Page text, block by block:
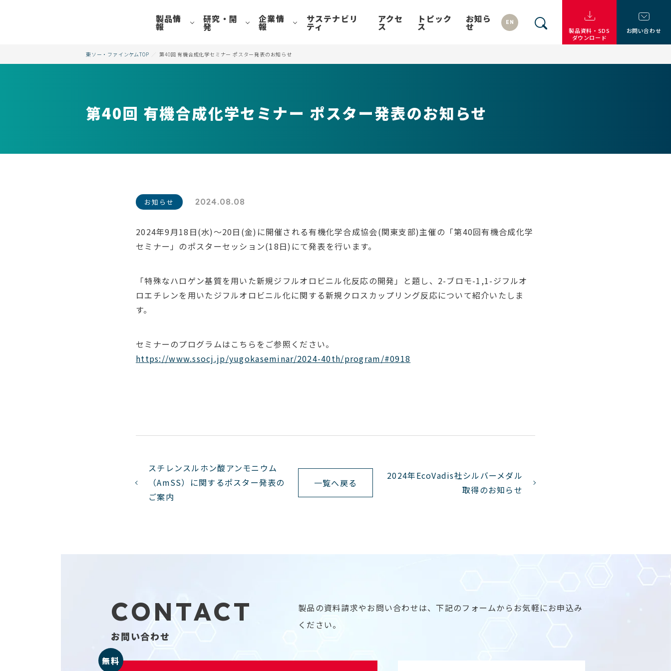
製品情
報
研究・開
発
企業情
報
サステナビリ
ティ
アクセ
ス
トピック
ス
お知ら
せ EN
製品資料・SDS
ダウンロード
お問い合わせ
東ソー・ファインケムTOP 第40回 有機合成化学セミナー ポスター発表のお知らせ
第40回 有機合成化学セミナー ポスター発表のお知らせ
お知らせ 2024.08.08
2024年9月18日(水)～20日(金)に開催される有機化学合成協会(関東支部)主催の「第40回有機合成化学
セミナー」のポスターセッション(18日)にて発表を行います。
「特殊なハロゲン基質を用いた新規ジフルオロビニル化反応の開発」と題し、2-ブロモ-1,1-ジフルオ
ロエチレンを用いたジフルオロビニル化に関する新規クロスカップリング反応について紹介いたしま
す。
セミナーのプログラムはこちらをご参照ください。
https://www.ssocj.jp/yugokaseminar/2024-40th/program/#0918
スチレンスルホン酸アンモニウム
（AmSS）に関するポスター発表の
ご案内
一覧へ戻る
2024年EcoVadis社シルバーメダル
取得のお知らせ
CONTACT
お問い合わせ
製品の資料請求やお問い合わせは、下記のフォームからお気軽にお申込み
ください。
無料